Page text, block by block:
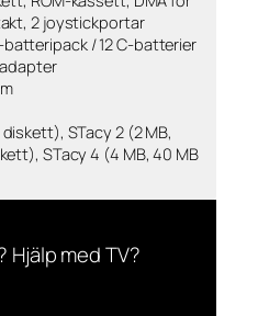
2 joystickportar
batteripack / 12 C-batterier
diskett), STacy 2 (2 MB,
STacy 4 (4 MB, 40 MB
med TV?